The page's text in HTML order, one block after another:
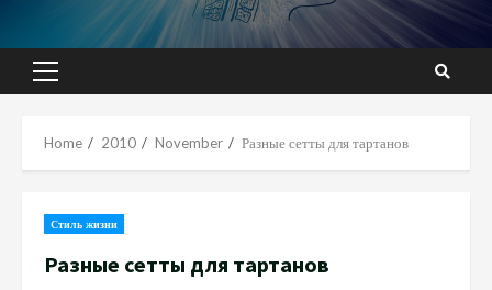
Primary
Home 2010 November Разные сетты для тартанов
Стиль жизни
Разные сетты для тартанов